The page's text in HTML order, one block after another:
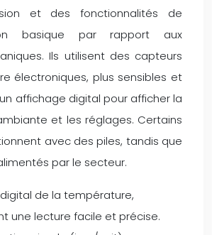
et des fonctionnalités de
basique par rapport aux
Ils utilisent des capteurs
électroniques, plus sensibles et
affichage digital pour afficher la
et les réglages. Certains
avec des piles, tandis que
par le secteur.
de la température,
une lecture facile et précise.